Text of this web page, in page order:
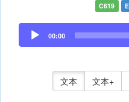
C619
Audio
Player
00:00
文本 文本+